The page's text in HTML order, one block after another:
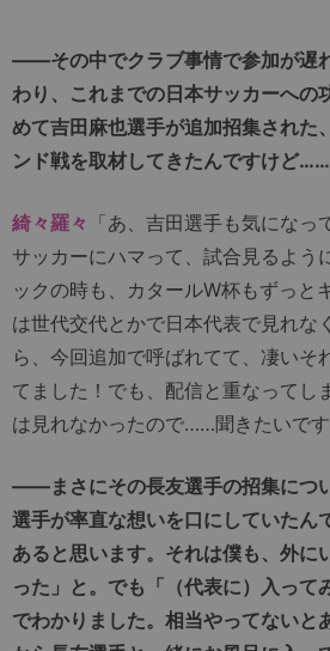
――その中でクラブ事情で参加が遅
わり、これまでの日本サッカーへの
めて吉田麻也選手が追加招集された
ンド戦を取材してきたんですけど……
綺々羅々 「あ、吉田選手も気にな
サッカーにハマって、試合見るよう
ックの時も、カタールW杯もずっと
は世代交代とかで日本代表で見れな
ら、今回追加で呼ばれてて、凄いそ
てました！でも、配信と重なってし
は見れなかったので……聞きたいです
――まさにその長友選手の招集につ
選手が率直な想いを口にしていたん
あると思います。それは僕も、外に
った」と。でも「（代表に）入って
でわかりました。相当やってないと